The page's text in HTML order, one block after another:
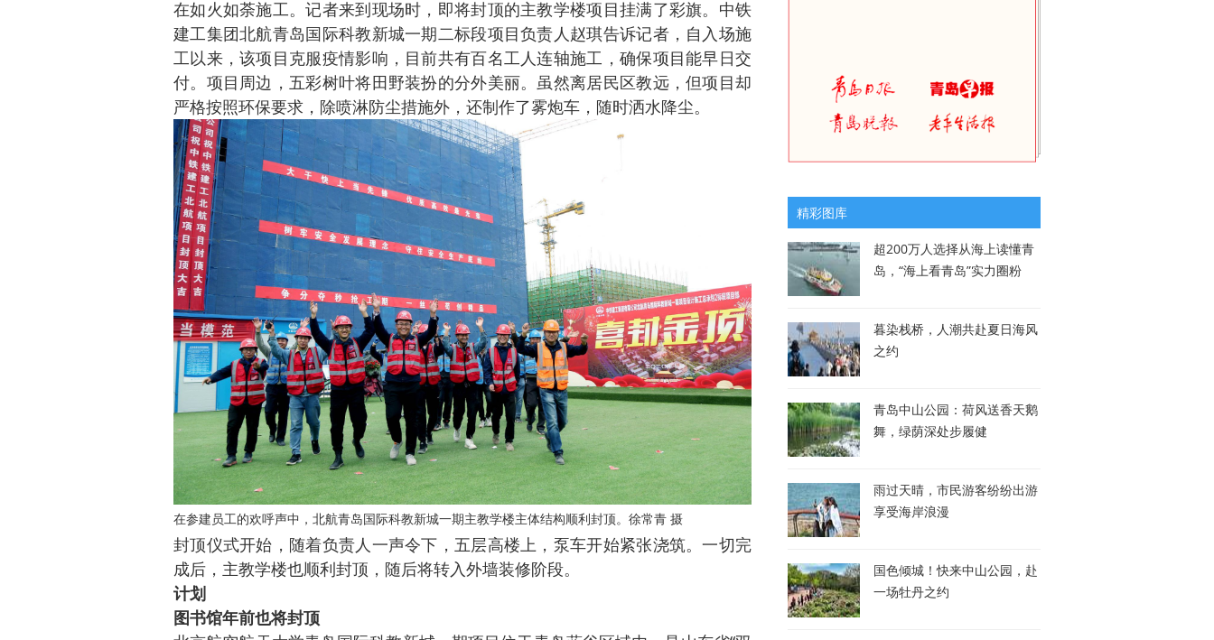
在如火如荼施工。记者来到现场时，即将封顶的主教学楼项目挂满了彩旗。中铁
建工集团北航青岛国际科教新城一期二标段项目负责人赵琪告诉记者，自入场施
工以来，该项目克服疫情影响，目前共有百名工人连轴施工，确保项目能早日交
付。项目周边，五彩树叶将田野装扮的分外美丽。虽然离居民区教远，但项目却
严格按照环保要求，除喷淋防尘措施外，还制作了雾炮车，随时洒水降尘。
在参建员工的欢呼声中，北航青岛国际科教新城一期主教学楼主体结构顺利封顶。徐常青 摄
封顶仪式开始，随着负责人一声令下，五层高楼上，泵车开始紧张浇筑。一切完
成后，主教学楼也顺利封顶，随后将转入外墙装修阶段。
计划
图书馆年前也将封顶
精彩图库
超200万人选择从海上读懂青
岛，“海上看青岛”实力圈粉
暮染栈桥，人潮共赴夏日海风
之约
青岛中山公园：荷风送香天鹅
舞，绿荫深处步履健
雨过天晴，市民游客纷纷出游
享受海岸浪漫
国色倾城！快来中山公园，赴
一场牡丹之约